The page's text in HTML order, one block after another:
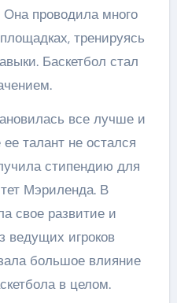
проводила много
тренируясь
Баскетбол стал
все лучше и
талант не остался
стипендию для
Мэриленда. В
свое развитие и
ведущих игроков
большое влияние
в целом.